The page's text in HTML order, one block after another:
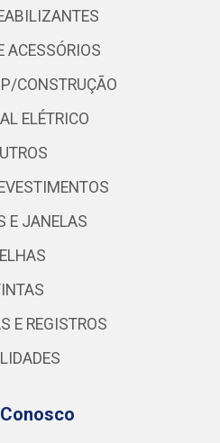
ACESSÓRIOS
CONSTRUÇÃO
ELÉTRICO
E JANELAS
E REGISTROS